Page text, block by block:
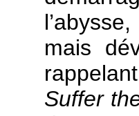
mais
Suffer